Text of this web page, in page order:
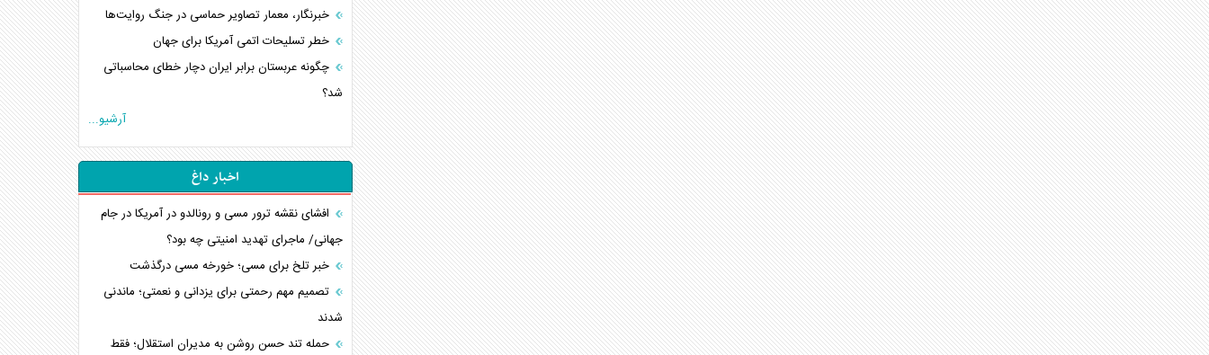
خبرنگار، معمار تصاویر حماسی در جنگ روایت‌ها
خطر تسلیحات اتمی آمریکا برای جهان
چگونه عربستان برابر ایران دچار خطای محاسباتی
شد؟
آرشیو...
اخبار داغ
افشای نقشه ترور مسی و رونالدو در آمریکا در جام
جهانی/ ماجرای تهدید امنیتی چه بود؟
خبر تلخ برای مسی؛ خورخه مسی درگذشت
تصمیم مهم رحمتی برای یزدانی و نعمتی؛ ماندنی
شدند
حمله تند حسن روشن به مدیران استقلال؛ فقط